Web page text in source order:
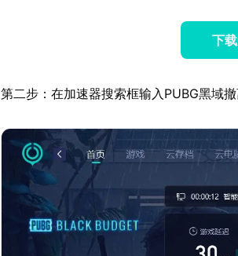
下
第二步：在加速器搜索框输入PUBG黑域